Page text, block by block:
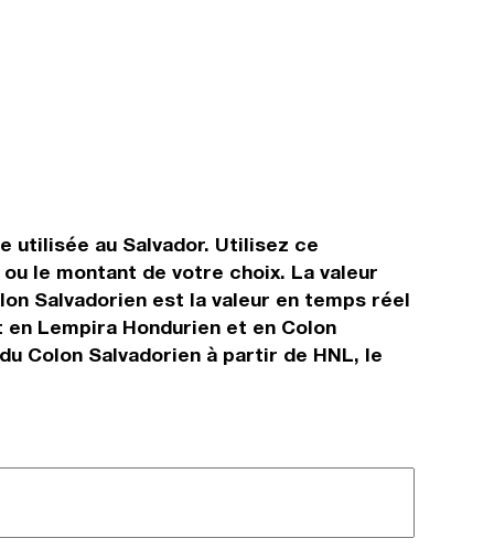
utilisée au Salvador. Utilisez ce
le montant de votre choix. La valeur
Salvadorien est la valeur en temps réel
Lempira Hondurien et en Colon
Colon Salvadorien à partir de HNL, le